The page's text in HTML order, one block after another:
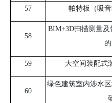
57 帕特板（吸
58
BIM+3D扫描测量
59 大空间装配式
60
绿色建筑室内涉水